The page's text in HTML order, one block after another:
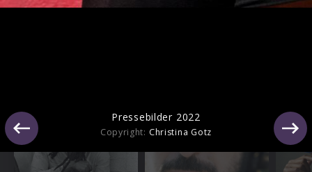
Pressebilder 2022
Copyright: Christina Gotz